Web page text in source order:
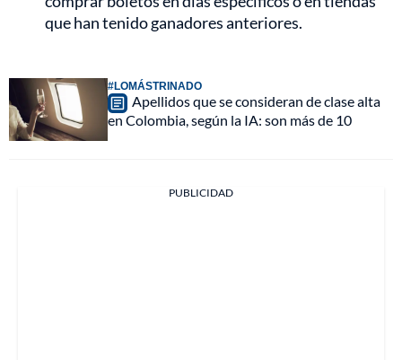
que han tenido ganadores anteriores.
#LOMÁSTRINADO
Apellidos que se consideran de clase alta
en Colombia, según la IA: son más de 10
PUBLICIDAD